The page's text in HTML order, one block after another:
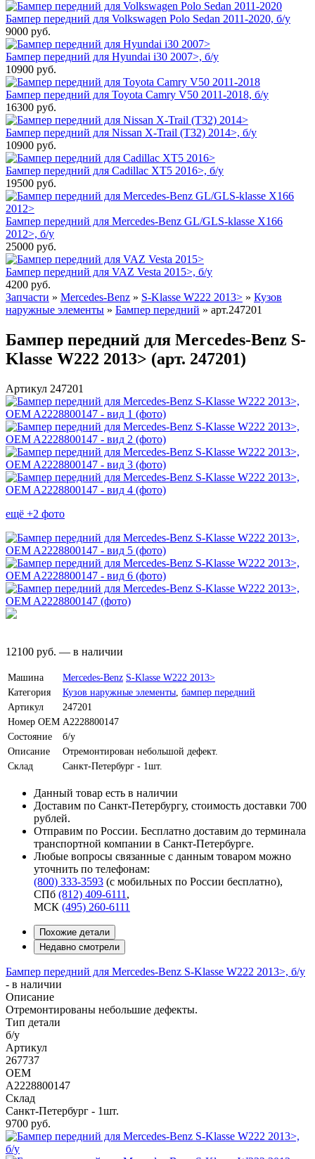
Бампер передний для Volkswagen Polo Sedan 2011-2020, б/у
9000 руб.
Бампер передний для Hyundai i30 2007>, б/у
10900 руб.
Бампер передний для Toyota Camry V50 2011-2018, б/у
16300 руб.
Бампер передний для Nissan X-Trail (T32) 2014>, б/у
10900 руб.
Бампер передний для Cadillac XT5 2016>, б/у
19500 руб.
Бампер передний для Mercedes-Benz GL/GLS-klasse X166
2012>, б/у
25000 руб.
Бампер передний для VAZ Vesta 2015>, б/у
4200 руб.
Запчасти » Mercedes-Benz » S-Klasse W222 2013> » Кузов
наружные элементы » Бампер передний » арт.247201
Бампер передний для Mercedes-Benz S-
Klasse W222 2013> (арт. 247201)
Артикул 247201
ещё +2 фото
12100 руб. — в наличии
Машина Mercedes-Benz S-Klasse W222 2013>
Категория
Кузов наружные элементы бампер передний
Артикул
247201
Номер OEM A2228800147
Состояние
б/у
Описание
Отремонтирован небольшой дефект.
Склад
Санкт-Петербург - 1шт.
Данный товар есть в наличии
Доставим по Санкт-Петербургу, стоимость доставки 700
рублей.
Отправим по России. Бесплатно доставим до терминала
транспортной компании в Санкт-Петербурге.
Любые вопросы связанные с данным товаром можно
уточнить по телефонам:
(800) 333-3593 (с мобильных по России бесплатно),
СПб (812) 409-6111 ,
МСК (495) 260-6111
Похожие детали
Недавно смотрели
Бампер передний для Mercedes-Benz S-Klasse W222 2013>, б/у
- в наличии
Описание
Отремонтированы небольшие дефекты.
Тип детали
б/у
Артикул
267737
OEM
A2228800147
Склад
Санкт-Петербург - 1шт.
9700 руб.